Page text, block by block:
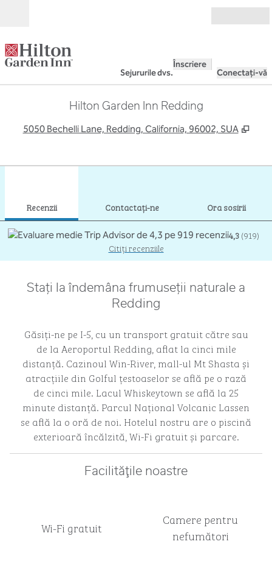
Sejururile dvs.
Înscriere
Conectați-vă
Hilton Garden Inn Redding
5050 Bechelli Lane, Redding, California, 96002, SUA ,
Recenzii Contactaţi-ne Ora sosirii
4,3(919)
Citiți recenziile
Stați la îndemâna frumuseții naturale a
Redding
Găsiți-ne pe I-5, cu un transport gratuit către sau
de la Aeroportul Redding, aflat la cinci mile
distanță. Cazinoul Win-River, mall-ul Mt Shasta și
atracțiile din Golful țestoaselor se află pe o rază
de cinci mile. Lacul Whiskeytown se află la 25
minute distanță. Parcul Național Volcanic Lassen
se află la o oră de noi. Hotelul nostru are o piscină
exterioară încălzită, Wi-Fi gratuit și parcare.
Facilităţile noastre
Wi-Fi gratuit
Camere pentru
nefumători